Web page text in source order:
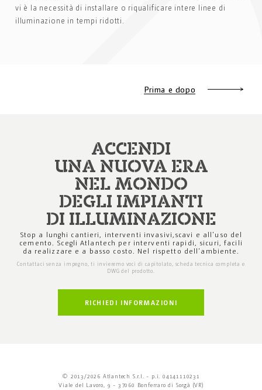
vi è la necessità di installare o riqualificare intere linee di
illuminazione in tempi ridotti.
Prima e dopo
ACCENDI
UNA NUOVA ERA
NEL MONDO
DEGLI IMPIANTI
DI ILLUMINAZIONE
Stop a lunghi cantieri, interventi invasivi, scavi e all'uso del
cemento. Scegli Atlantech per interventi rapidi, sicuri, facili
da realizzare e a basso costo. Nel rispetto dell'ambiente.
Contattaci senza impegno, ti invieremo voci di capitolato, scheda tecnica completa e
DWG del prodotto.
RICHIEDI INFORMAZIONI
© 2013/2026 Atlantech S.r.l. - p.i. 04141110231
Viale del Lavoro, 9 - 37060 Bonferraro di Sorgà (VR)